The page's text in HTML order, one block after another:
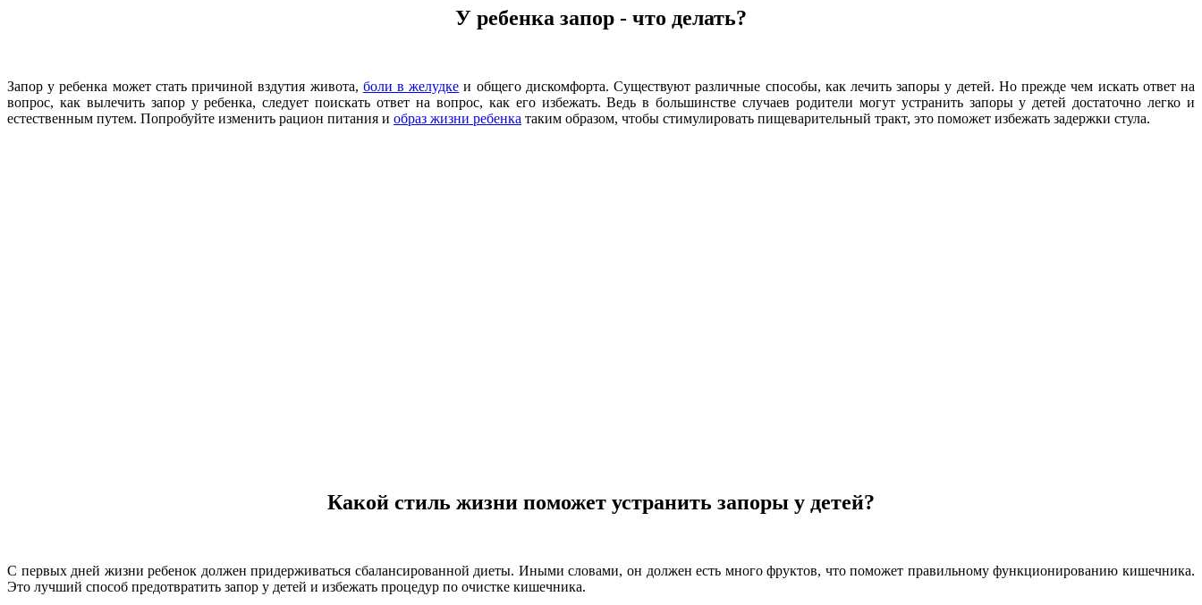
У ребенка запор - что делать?
Запор у ребенка может стать причиной вздутия живота, боли в желудке и общего дискомфорта. Существуют различные способы, как лечить запоры у детей. Но прежде чем искать ответ на
вопрос, как вылечить запор у ребенка, следует поискать ответ на вопрос, как его избежать. Ведь в большинстве случаев родители могут устранить запоры у детей достаточно легко и
естественным путем. Попробуйте изменить рацион питания и образ жизни ребенка таким образом, чтобы стимулировать пищеварительный тракт, это поможет избежать задержки стула.
Какой стиль жизни поможет устранить запоры у детей?
С первых дней жизни ребенок должен придерживаться сбалансированной диеты. Иными словами, он должен есть много фруктов, что поможет правильному функционированию кишечника.
Это лучший способ предотвратить запор у детей и избежать процедур по очистке кишечника.